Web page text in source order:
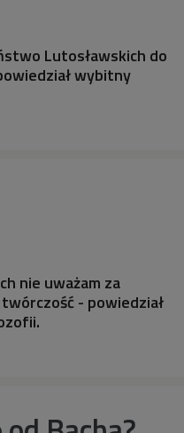
Lutosławskich do
wybitny
nie uważam za
- powiedział